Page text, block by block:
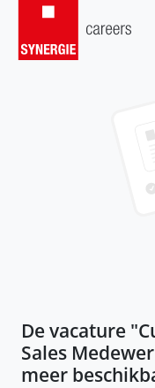
De vacature "
Sales
meer